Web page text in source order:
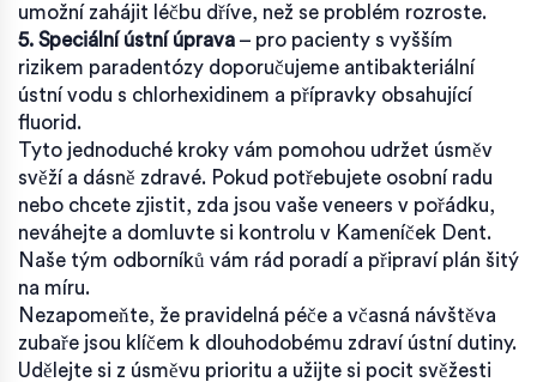
umožní zahájit léčbu dříve, než se problém rozroste.
5. Speciální ústní úprava – pro pacienty s vyšším
rizikem paradentózy doporučujeme antibakteriální
ústní vodu s chlorhexidinem a přípravky obsahující
fluorid.
Tyto jednoduché kroky vám pomohou udržet úsměv
svěží a dásně zdravé. Pokud potřebujete osobní radu
nebo chcete zjistit, zda jsou vaše veneers v pořádku,
neváhejte a domluvte si kontrolu v Kameníček Dent.
Naše tým odborníků vám rád poradí a připraví plán šitý
na míru.
Nezapomeňte, že pravidelná péče a včasná návštěva
zubaře jsou klíčem k dlouhodobému zdraví ústní dutiny.
Udělejte si z úsměvu prioritu a užijte si pocit svěžesti